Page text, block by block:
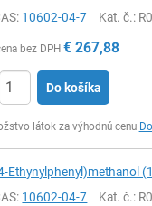
10602-04-7 Kat. č.:
bez DPH € 267,88
Do košíka
látok za výhodnú cenu
Ethynylphenyl)methanol
10602-04-7 Kat. č.: